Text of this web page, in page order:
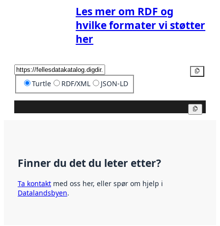
Les mer om RDF og
hvilke formater vi støtter
her
Turtle RDF/XML JSON-LD
Finner du det du leter etter?
Ta kontakt med oss her, eller spør om hjelp i
Datalandsbyen.